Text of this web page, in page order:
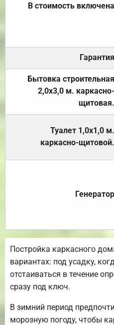
В стоимость включена
Гарантия
Бытовка строительная
2,0х3,0 м. каркасно-
щитовая.
Туалет 1,0х1,0 м.
каркасно-щитовой.
Генератор
Постройка каркасного
вариантах: под усадку,
отстаиваться в течение
сразу под ключ.
В зимний период
морозную погоду, чтобы